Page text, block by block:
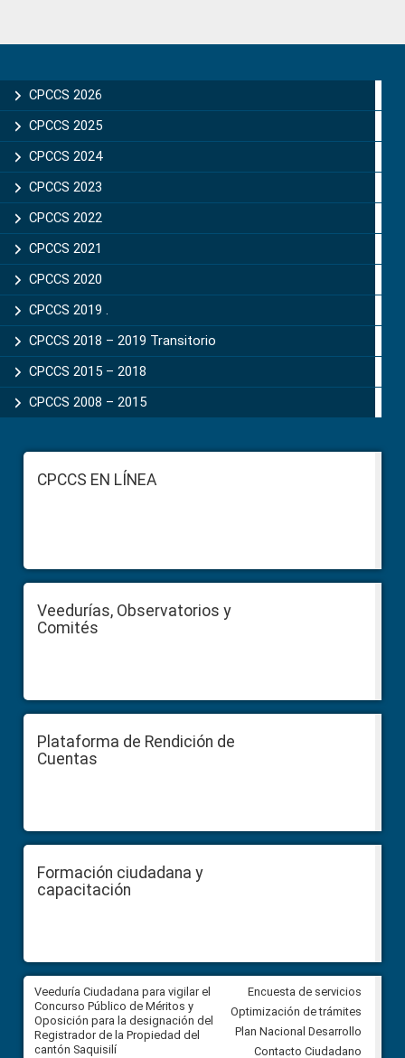
Sidebar
CPCCS 2026
CPCCS 2025
CPCCS 2024
CPCCS 2023
CPCCS 2022
CPCCS 2021
CPCCS 2020
CPCCS 2019 .
CPCCS 2018 – 2019 Transitorio
CPCCS 2015 – 2018
CPCCS 2008 – 2015
FooterCPCCS EN LÍNEA
Veedurías, Observatorios y
Comités
Plataforma de Rendición de
Cuentas
Formación ciudadana y
capacitación
Veeduría Ciudadana para vigilar el
Concurso Público de Méritos y
Oposición para la designación del
Registrador de la Propiedad del
cantón Saquisilí
Veeduría Ciudadana para
construcción del asfaltado de
Ballenita del cantón Santa
Encuesta de servicios
Optimización de trámites
Plan Nacional Desarrollo
Contacto Ciudadano